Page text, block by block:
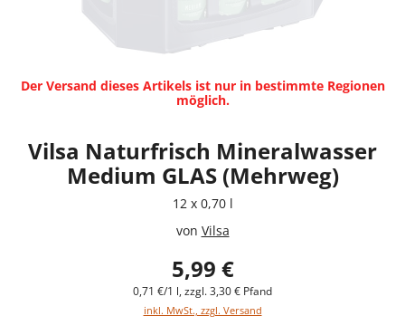
Der Versand dieses Artikels ist nur in bestimmte Regionen
möglich.
Vilsa Naturfrisch Mineralwasser
Medium GLAS (Mehrweg)
12 x 0,70 l
von Vilsa
5,99 €
0,71 €/1 l, zzgl. 3,30 € Pfand
inkl. MwSt., zzgl. Versand